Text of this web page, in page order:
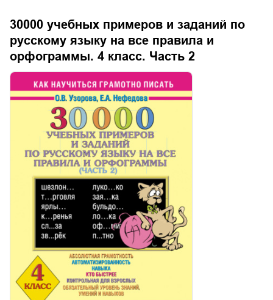
30000 учебных примеров и заданий по
русскому языку на все правила и
орфограммы. 4 класс. Часть 2